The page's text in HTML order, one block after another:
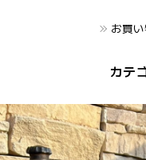
お買
カテ